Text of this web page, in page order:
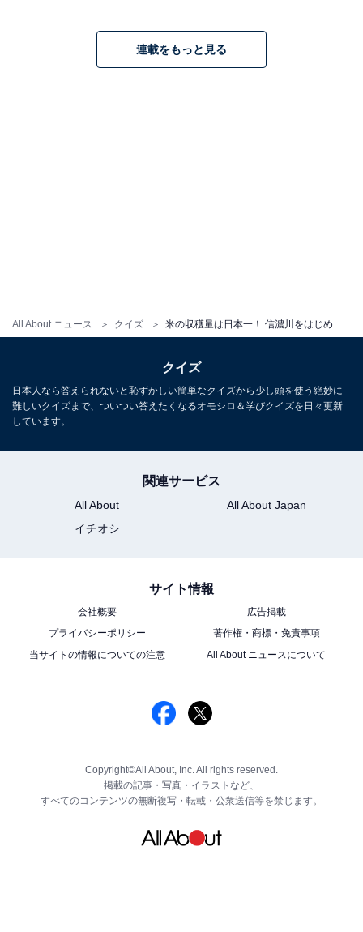
All About ニュース クイズ 米の収穫量は日本一！ 信濃川をはじめとした豊かな自然も魅力の都道府県はどこ？ 【都道府県クイズ】
連載をもっと見る
クイズ
日本人なら答えられないと恥ずかしい簡単なクイズから少し頭を使う絶妙に
難しいクイズまで、ついつい答えたくなるオモシロ＆学びクイズを日々更新
しています。
関連サービス
All About
All About Japan
イチオシ
サイト情報
会社概要
広告掲載
プライバシーポリシー
著作権・商標・免責事項
当サイトの情報についての注意
All About ニュースについて
Copyright©All About, Inc. All rights reserved.
掲載の記事・写真・イラストなど、
すべてのコンテンツの無断複写・転載・公衆送信等を禁じます。